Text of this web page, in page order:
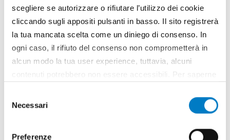
scegliere se autorizzare o rifiutare l’utilizzo dei cookie
cliccando sugli appositi pulsanti in basso. Il sito registrerà
la tua mancata scelta come un diniego di consenso. In
ogni caso, il rifiuto del consenso non comprometterà in
alcun modo la tua user experience, tuttavia, alcuni
contenuti potrebbero non essere accessibili. Per saperne
all’utilizzo di tutti, o solamente di alcuni di essi, ti
delNecessari
Preferenze